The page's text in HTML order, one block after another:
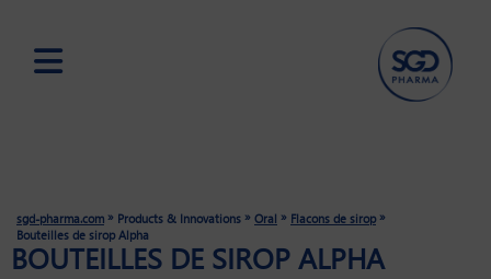
sgd-pharma.com » Products & Innovations » Oral » Flacons de sirop»
Bouteilles de sirop Alpha
BOUTEILLES DE SIROP ALPHA